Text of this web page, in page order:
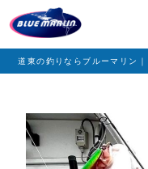
道東の釣りならブルーマリン